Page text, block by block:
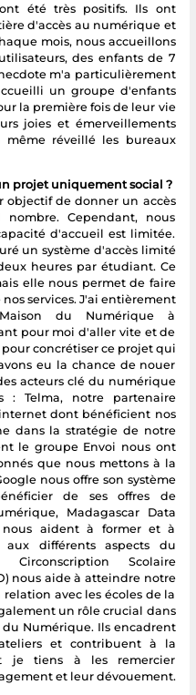
été très positifs. Ils ont
d'accès au numérique et
mois, nous accueillons
des enfants de 7
m'a particulièrement
un groupe d'enfants
la première fois de leur vie
joies et émerveillements
réveillé les bureaux
projet uniquement social ?
objectif de donner un accès
Cependant, nous
d'accueil est limitée.
un système d'accès limité
heures par étudiant. Ce
elle nous permet de faire
services. J'ai entièrement
du Numérique à
pour moi d'aller vite et de
concrétiser ce projet qui
eu la chance de nouer
acteurs clé du numérique
: Telma, notre partenaire
dont bénéficient nos
dans la stratégie de notre
le groupe Envoi nous ont
que nous mettons à la
nous offre son système
de ses offres de
Madagascar Data
nous aident à former et à
aux différents aspects du
Scolaire
nous aide à atteindre notre
avec les écoles de la
un rôle crucial dans
Numérique. Ils encadrent
et contribuent à la
je tiens à les remercier
et leur dévouement.